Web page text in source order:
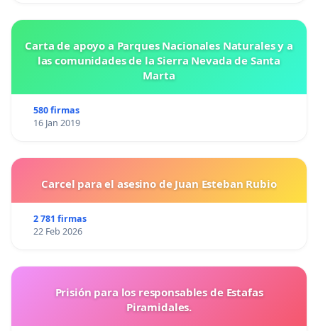
Carta de apoyo a Parques Nacionales Naturales y a
las comunidades de la Sierra Nevada de Santa
Marta
580 firmas
16 Jan 2019
Carcel para el asesino de Juan Esteban Rubio
2 781 firmas
22 Feb 2026
Prisión para los responsables de Estafas
Piramidales.